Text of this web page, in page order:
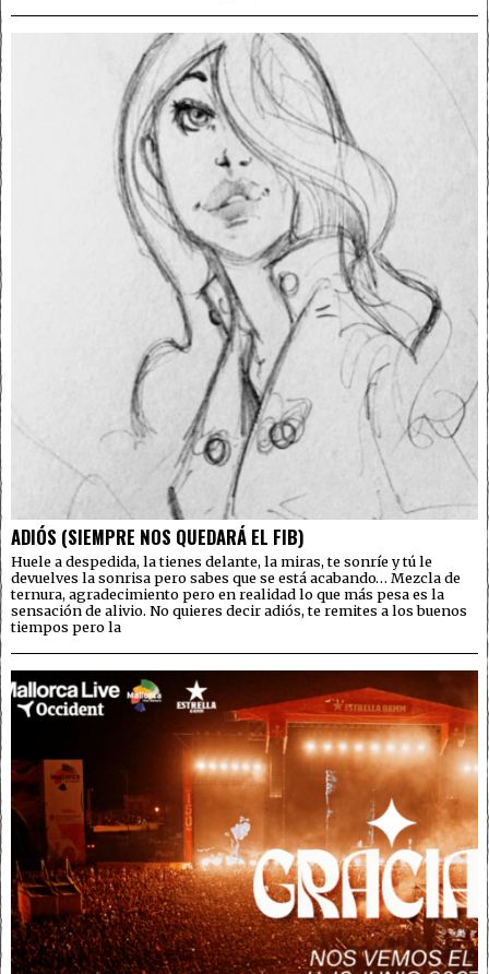
ADIÓS (SIEMPRE NOS QUEDARÁ EL FIB)
Huele a despedida, la tienes delante, la miras, te sonríe y tú le
devuelves la sonrisa pero sabes que se está acabando… Mezcla de
ternura, agradecimiento pero en realidad lo que más pesa es la
sensación de alivio. No quieres decir adiós, te remites a los buenos
tiempos pero la